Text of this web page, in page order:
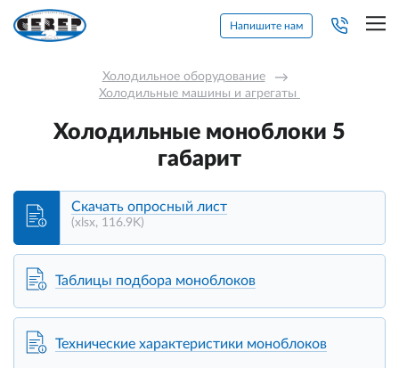
Напишите нам
Холодильное оборудование →
Холодильные машины и агрегаты
Холодильные моноблоки 5
габарит
Скачать опросный лист
(xlsx, 116.9K)
Таблицы подбора моноблоков
Технические характеристики моноблоков